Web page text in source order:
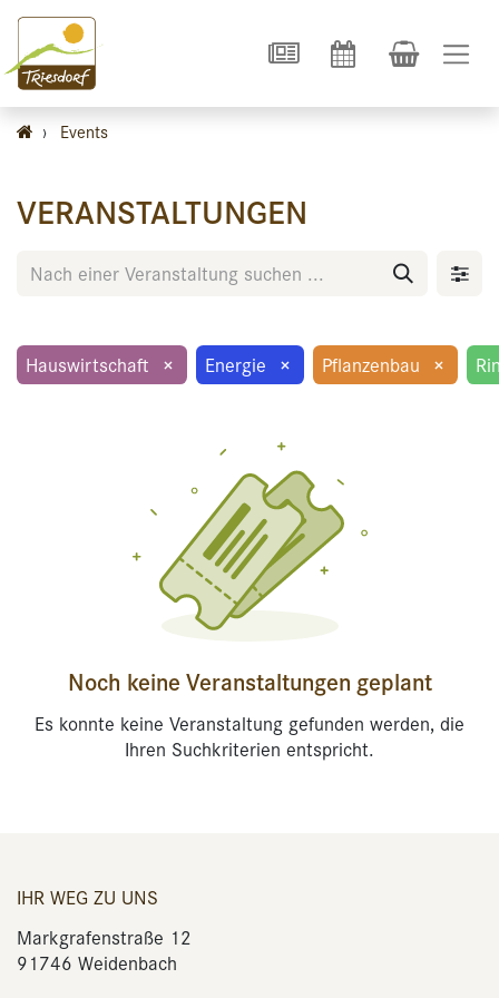
› Events
VERANSTALTUNGEN
Hauswirtschaft × Energie × Pflanzenbau ×
Noch keine Veranstaltungen geplant
Es konnte keine Veranstaltung gefunden werden, die
Ihren Suchkriterien entspricht.
IHR WEG ZU UNS
Markgrafenstraße 12
91746 Weidenbach